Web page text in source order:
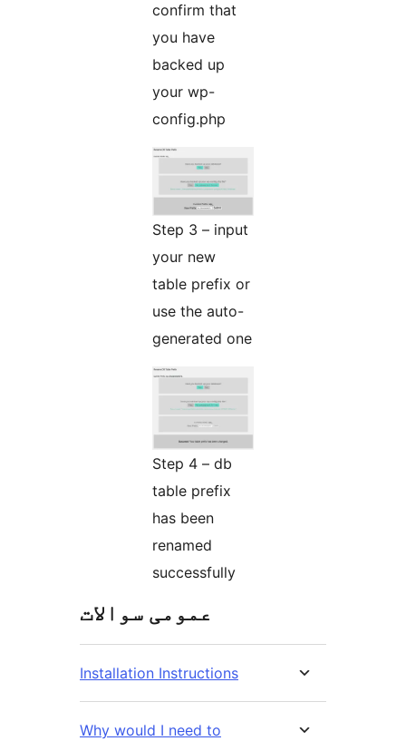
confirm that
you have
backed up
your wp-
config.php
Step 3 – input
your new
table prefix or
use the auto-
generated one
Step 4 – db
table prefix
has been
renamed
successfully
عمومی سوالات
Installation Instructions
Why would I need to